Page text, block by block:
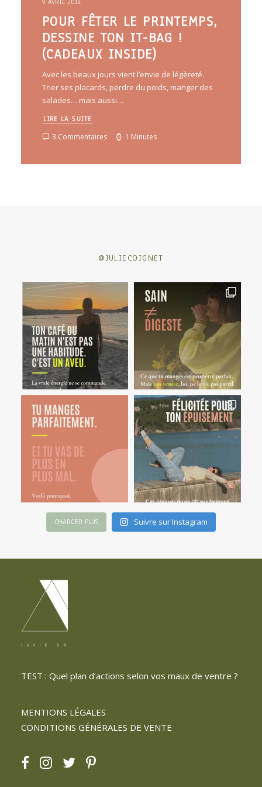
POUR FÊTER LE PRINTEMPS,
DESSINE TON IT-BAG !
(CADEAUX INSIDE)
Avec les beaux jours vient l’envie de légèreté.
Trier ses placards, perdre du poids, manger des
salades… mais aussi…
LIRE LA SUITE
3 Commentaires 1 Minutes
@JULIECOIGNET
CHARGER PLUS Suivre sur Instagram
TEST : Quel plan d’actions selon vos maux de ventre ?
MENTIONS LÉGALES
CONDITIONS GÉNÉRALES DE VENTE